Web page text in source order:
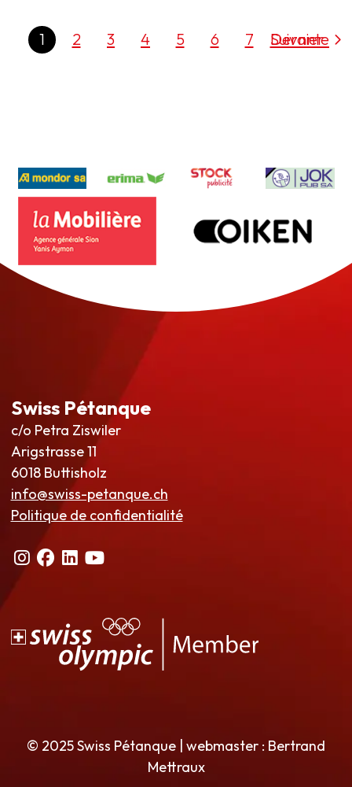
1 2 3 4 5 6 7 Dernier
Suivante
Swiss Pétanque
c/o Petra Ziswiler
Arigstrasse 11
6018 Buttisholz
info@swiss-petanque.ch
Politique de confidentialité
© 2025 Swiss Pétanque | webmaster : Bertrand
Mettraux